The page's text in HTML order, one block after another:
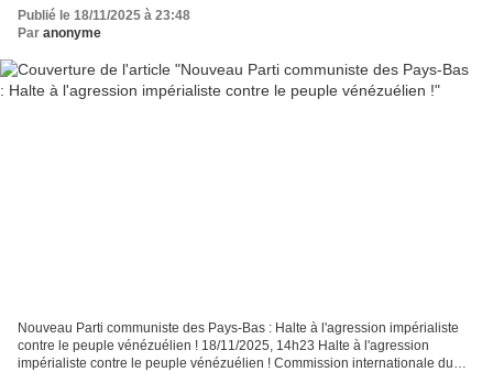
Publié le 18/11/2025 à 23:48
Par anonyme
Nouveau Parti communiste des Pays-Bas : Halte à l'agression impérialiste
contre le peuple vénézuélien ! 18/11/2025, 14h23 Halte à l'agression
impérialiste contre le peuple vénézuélien ! Commission internationale du